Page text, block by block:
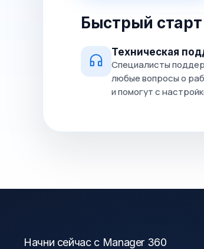
Быстрый старт
Техническая
Специалисты
любые вопросы о
и помогут с
Начни сейчас с Manager 360